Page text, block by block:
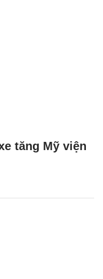
tăng Mỹ viện